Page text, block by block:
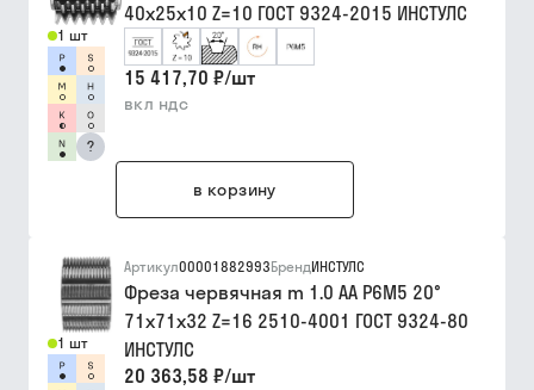
1 шт
?
40х25х10 Z=10 ГОСТ 9324-2015 ИНСТУЛС
15 417,70 ₽/шт
вкл ндс
в корзину
1 шт
Артикул00001882993БрендИНСТУЛС
Фреза червячная m 1.0 АА Р6М5 20°
71х71х32 Z=16 2510-4001 ГОСТ 9324-80
ИНСТУЛС
20 363,58 ₽/шт